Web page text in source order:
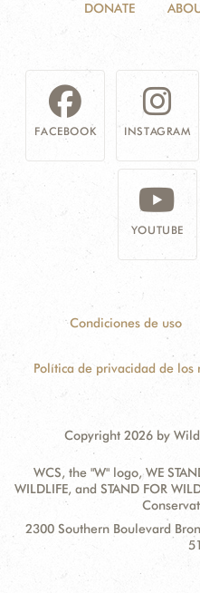
DONATE
FACEBOOK INSTAGRAM
YOUTUBE
Condiciones de uso
Política de privacidad de los
Copyright 2026 by
WCS, the "W" logo, WE
WILDLIFE, and STAND FOR
Contact
Information
Address:
2300 Southern Boulevard